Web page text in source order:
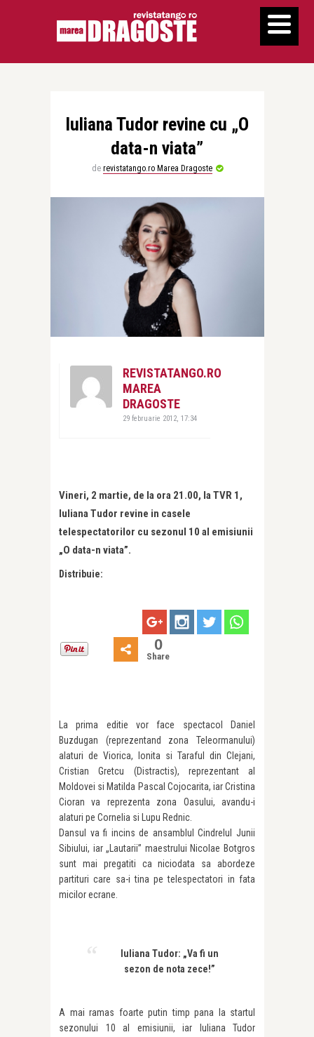
Iuliana Tudor revine cu „O
data-n viata”
de revistatango.ro Marea Dragoste
REVISTATANGO.RO
MAREA
DRAGOSTE
29 februarie 2012, 17:34
Vineri, 2 martie, de la ora 21.00, la TVR 1,
Iuliana Tudor revine in casele
telespectatorilor cu sezonul 10 al emisiunii
„O data-n viata”.
Distribuie:
0
Share
La prima editie vor face spectacol Daniel
Buzdugan (reprezentand zona Teleormanului)
alaturi de Viorica, Ionita si Taraful din Clejani,
Cristian Gretcu (Distractis), reprezentant al
Moldovei si Matilda Pascal Cojocarita, iar Cristina
Cioran va reprezenta zona Oasului, avandu-i
alaturi pe Cornelia si Lupu Rednic.
Dansul va fi incins de ansamblul Cindrelul Junii
Sibiului, iar „Lautarii” maestrului Nicolae Botgros
sunt mai pregatiti ca niciodata sa abordeze
partituri care sa-i tina pe telespectatori in fata
micilor ecrane.
Iuliana Tudor: „Va fi un
sezon de nota zece!”
A mai ramas foarte putin timp pana la startul
sezonului 10 al emisiunii, iar Iuliana Tudor